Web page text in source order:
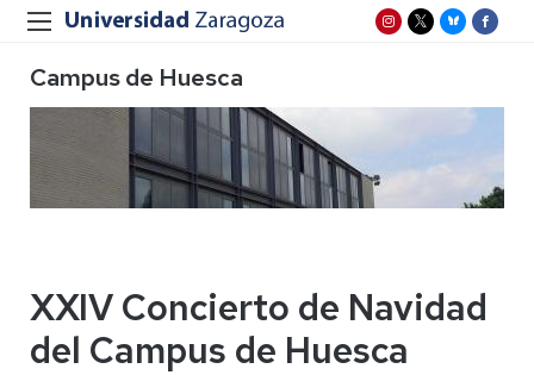
Campus de Huesca
XXIV Concierto de Navidad
del Campus de Huesca